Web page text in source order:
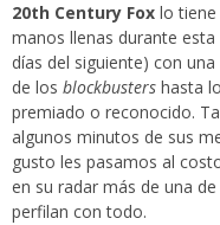
20th Century Fox lo
manos llenas durante
días del siguiente) con
de los blockbusters hasta
premiado o reconocido.
algunos minutos de sus
gusto les pasamos al
en su radar más de una
perfilan con todo.